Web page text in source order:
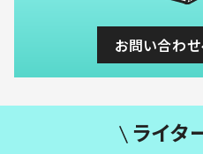
お問い合わ
ライタ